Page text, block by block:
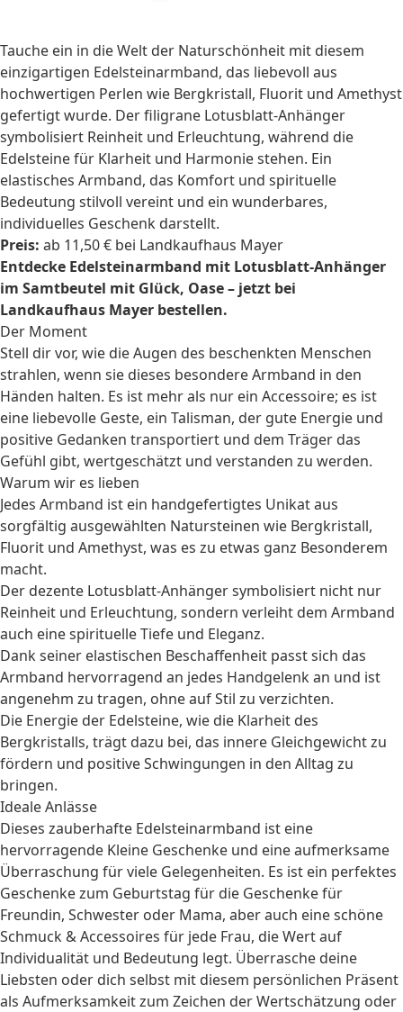
Tauche ein in die Welt der Naturschönheit mit diesem
einzigartigen Edelsteinarmband, das liebevoll aus
hochwertigen Perlen wie Bergkristall, Fluorit und Amethyst
gefertigt wurde. Der filigrane Lotusblatt-Anhänger
symbolisiert Reinheit und Erleuchtung, während die
Edelsteine für Klarheit und Harmonie stehen. Ein
elastisches Armband, das Komfort und spirituelle
Bedeutung stilvoll vereint und ein wunderbares,
individuelles Geschenk darstellt.
Preis: ab 11,50 € bei Landkaufhaus Mayer
Entdecke Edelsteinarmband mit Lotusblatt-Anhänger
im Samtbeutel mit Glück, Oase – jetzt bei
Landkaufhaus Mayer bestellen.
Der Moment
Stell dir vor, wie die Augen des beschenkten Menschen
strahlen, wenn sie dieses besondere Armband in den
Händen halten. Es ist mehr als nur ein Accessoire; es ist
eine liebevolle Geste, ein Talisman, der gute Energie und
positive Gedanken transportiert und dem Träger das
Gefühl gibt, wertgeschätzt und verstanden zu werden.
Warum wir es lieben
Jedes Armband ist ein handgefertigtes Unikat aus
sorgfältig ausgewählten Natursteinen wie Bergkristall,
Fluorit und Amethyst, was es zu etwas ganz Besonderem
macht.
Der dezente Lotusblatt-Anhänger symbolisiert nicht nur
Reinheit und Erleuchtung, sondern verleiht dem Armband
auch eine spirituelle Tiefe und Eleganz.
Dank seiner elastischen Beschaffenheit passt sich das
Armband hervorragend an jedes Handgelenk an und ist
angenehm zu tragen, ohne auf Stil zu verzichten.
Die Energie der Edelsteine, wie die Klarheit des
Bergkristalls, trägt dazu bei, das innere Gleichgewicht zu
fördern und positive Schwingungen in den Alltag zu
bringen.
Ideale Anlässe
Dieses zauberhafte Edelsteinarmband ist eine
hervorragende Kleine Geschenke und eine aufmerksame
Überraschung für viele Gelegenheiten. Es ist ein perfektes
Geschenke zum Geburtstag für die Geschenke für
Freundin, Schwester oder Mama, aber auch eine schöne
Schmuck & Accessoires für jede Frau, die Wert auf
Individualität und Bedeutung legt. Überrasche deine
Liebsten oder dich selbst mit diesem persönlichen Präsent
als Aufmerksamkeit zum Zeichen der Wertschätzung oder